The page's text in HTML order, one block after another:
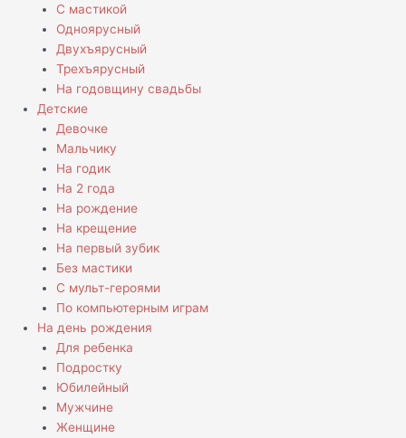
С мастикой
Одноярусный
Двухъярусный
Трехъярусный
На годовщину свадьбы
Детские
Девочке
Мальчику
На годик
На 2 года
На рождение
На крещение
На первый зубик
Без мастики
С мульт-героями
По компьютерным играм
На день рождения
Для ребенка
Подростку
Юбилейный
Мужчине
Женщине